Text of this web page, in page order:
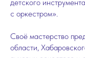
детского
с оркестром».
Своё мастерство
области,